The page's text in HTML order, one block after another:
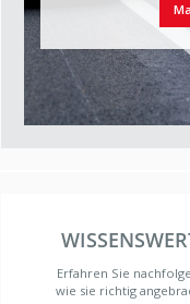
Erfahren Sie
wie sie richtig